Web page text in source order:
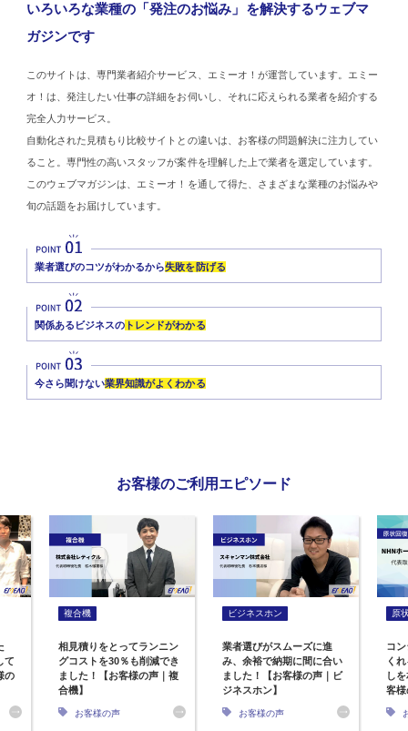
いろいろな業種の「発注のお悩み」を解決するウェブマ
ガジンです
このサイトは、専門業者紹介サービス、エミーオ！が運営しています。エミー
オ！は、発注したい仕事の詳細をお伺いし、それに応えられる業者を紹介する
完全人力サービス。
自動化された見積もり比較サイトとの違いは、お客様の問題解決に注力してい
ること。専門性の高いスタッフが案件を理解した上で業者を選定しています。
このウェブマガジンは、エミーオ！を通して得た、さまざまな業種のお悩みや
旬の話題をお届けしています。
業者選びのコツがわかるから失敗を防げる
関係あるビジネスの トレンドがわかる
今さら聞けない業界知識がよくわかる
お客様のご利用エピソード
て
の
複合機
相見積りをとってランニン
グコストを30％も削減でき
ました！【お客様の声｜複
合機】
お客様の声
ビジネスホン
業者選びがスムーズに進
み、余裕で納期に間に合い
ました！【お客様の声｜ビ
ジネスホン】
お客様の声
原
コ
く
し
客